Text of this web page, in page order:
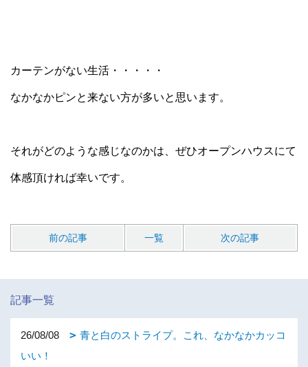
カーテンがない生活・・・・・
なかなかピンと来ない方が多いと思います。
それがどのような感じなのかは、ぜひオープンハウスにて
体感頂ければ幸いです。
前の記事 一覧 次の記事
記事一覧
26/08/08
青と白のストライプ。これ、なかなかカッコ
いい！